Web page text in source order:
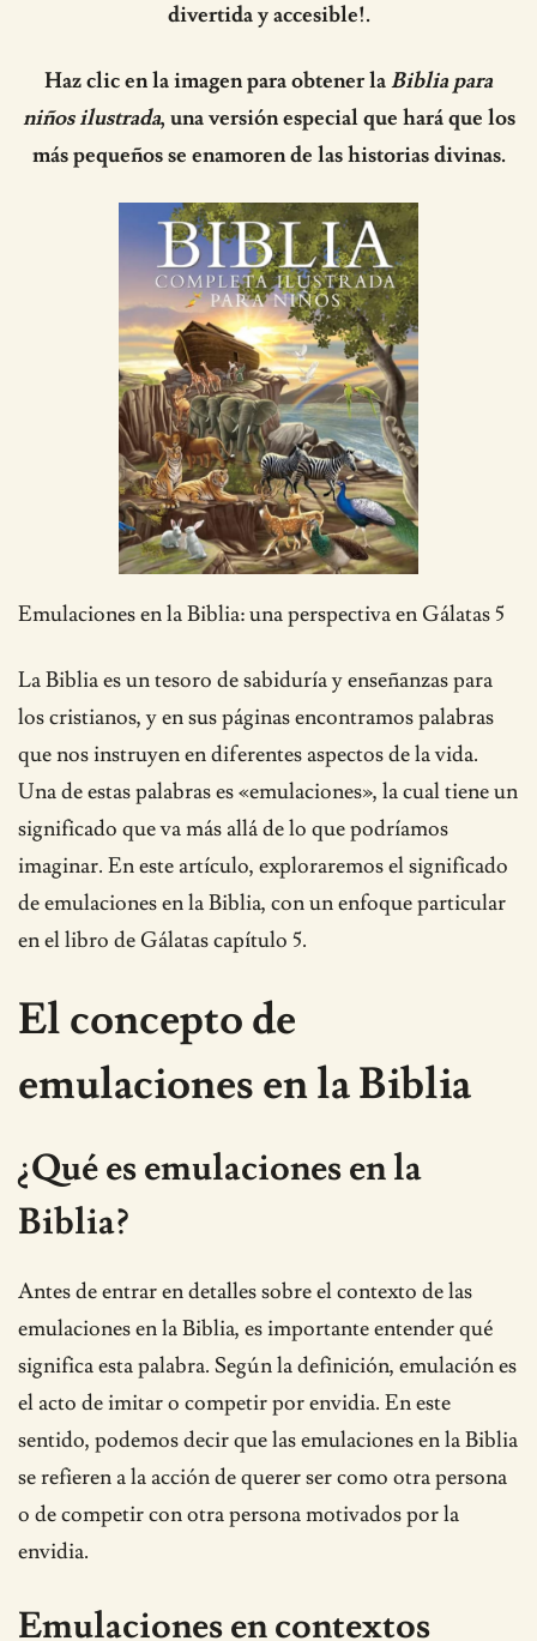
divertida y accesible!.
Haz clic en la imagen para obtener laBiblia para
niños ilustrada, una versión especial que hará que los
más pequeños se enamoren de las historias divinas.
Emulaciones en la Biblia: una perspectiva en Gálatas 5
La Biblia es un tesoro de sabiduría y enseñanzas para
los cristianos, y en sus páginas encontramos palabras
que nos instruyen en diferentes aspectos de la vida.
Una de estas palabras es «emulaciones», la cual tiene un
significado que va más allá de lo que podríamos
imaginar. En este artículo, exploraremos el significado
de emulaciones en la Biblia, con un enfoque particular
en el libro de Gálatas capítulo 5.
El concepto de
emulaciones en la Biblia
¿Qué es emulaciones en la
Biblia?
Antes de entrar en detalles sobre el contexto de las
emulaciones en la Biblia, es importante entender qué
significa esta palabra. Según la definición, emulación es
el acto de imitar o competir por envidia. En este
sentido, podemos decir que las emulaciones en la Biblia
se refieren a la acción de querer ser como otra persona
o de competir con otra persona motivados por la
envidia.
Emulaciones en contextos